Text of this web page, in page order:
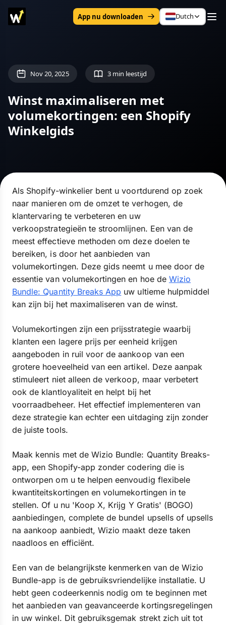
App nu downloaden Dutch
Nov 20, 2025 3 min leestijd
Winst maximaliseren met
volumekortingen: een Shopify
Winkelgids
Als Shopify-winkelier bent u voortdurend op zoek
naar manieren om de omzet te verhogen, de
klantervaring te verbeteren en uw
verkoopstrategieën te stroomlijnen. Een van de
meest effectieve methoden om deze doelen te
bereiken, is door het aanbieden van
volumekortingen. Deze gids neemt u mee door de
essentie van volumekortingen en hoe de Wizio
Bundle: Quantity Breaks App uw ultieme hulpmiddel
kan zijn bij het maximaliseren van de winst.
Volumekortingen zijn een prijsstrategie waarbij
klanten een lagere prijs per eenheid krijgen
aangeboden in ruil voor de aankoop van een
grotere hoeveelheid van een artikel. Deze aanpak
stimuleert niet alleen de verkoop, maar verbetert
ook de klantloyaliteit en helpt bij het
voorraadbeheer. Het effectief implementeren van
deze strategie kan echter een uitdaging zijn zonder
de juiste tools.
Maak kennis met de Wizio Bundle: Quantity Breaks-
app, een Shopify-app zonder codering die is
ontworpen om u te helpen eenvoudig flexibele
kwantiteitskortingen en volumekortingen in te
stellen. Of u nu 'Koop X, Krijg Y Gratis' (BOGO)
aanbiedingen, complete de bundel upsells of upsells
na aankoop aanbiedt, Wizio maakt deze taken
naadloos en efficiënt.
Een van de belangrijkste kenmerken van de Wizio
Bundle-app is de gebruiksvriendelijke installatie. U
hebt geen codeerkennis nodig om te beginnen met
het aanbieden van geavanceerde kortingsregelingen
in uw winkel. Dit gebruiksgemak strekt zich uit tot